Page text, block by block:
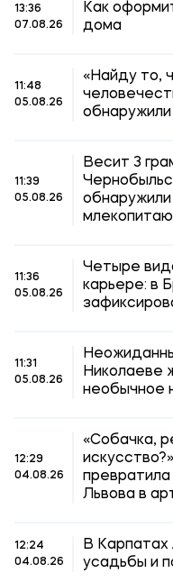
13:36
07.08.26
Как
дома
11:48
05.08.26
«Найду то,
11:39
05.08.26
Весит 3
обнаружили
11:36
05.08.26
Четыре
карьере: в
11:31
05.08.26
Николаеве
необычное
12:29
04.08.26
«Собачка,
Львова в
12:24
04.08.26
В Карпатах
усадьбы и